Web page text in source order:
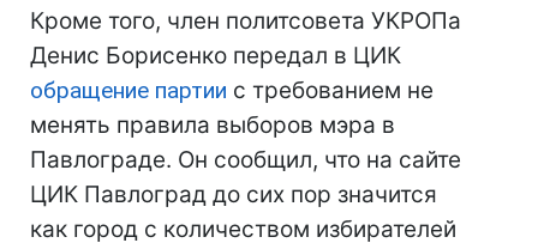
Кроме того, член политсовета УКРОПа
Денис Борисенко передал в ЦИК
обращение партии с требованием не
менять правила выборов мэра в
Павлограде. Он сообщил, что на сайте
ЦИК Павлоград до сих пор значится
как город с количеством избирателей